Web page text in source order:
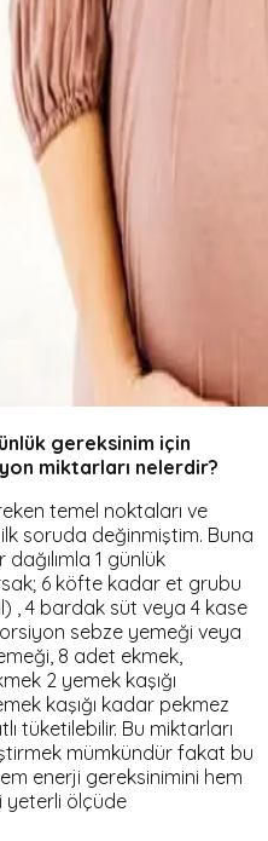
gereksinim için
miktarları nelerdir?
temel noktaları ve
soruda değinmiştim. Buna
1 günlük
6 köfte kadar et grubu
, 4 bardak süt veya 4 kase
sebze yemeği veya
8 adet ekmek,
2 yemek kaşığı
kaşığı kadar pekmez
tüketilebilir. Bu miktarları
mümkündür fakat bu
enerji gereksinimini hem
yeterli ölçüde